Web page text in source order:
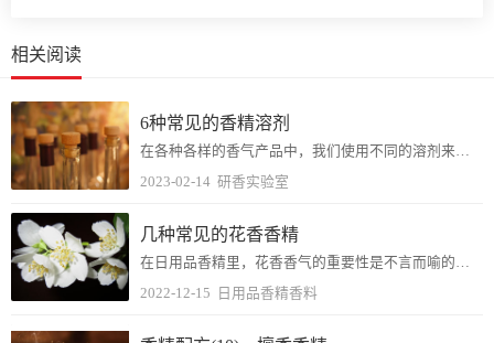
相关阅读
6种常见的香精溶剂
在各种各样的香气产品中，我们使用不同的溶剂来展现香气，比如香水中常用的酒精可以很好扩散香味。而香薰蜡烛的香精却不能用酒精。很多香料用什么溶解取决于它的用途，油溶...
2023-02-14 研香实验室
几种常见的花香香精
在日用品香精里，花香香气的重要性是不言而喻的。几乎所有的香精里面都有花香成分，有的含有一种花香，有的则含有多种花香。自然界里有香味的花实在太多了，举不胜举，我们...
2022-12-15
日用品香精香料